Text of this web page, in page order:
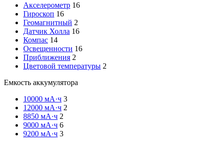
Акселерометр 16
Гироскоп 16
Геомагнитный 2
Датчик Холла 16
Компас 14
Освещенности 16
Приближения 2
Цветовой температуры 2
Емкость аккумулятора
10000 мА·ч 3
12000 мА·ч 2
8850 мА·ч 2
9000 мА·ч 6
9200 мА·ч 3